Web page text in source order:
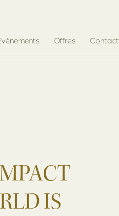
Offres Contact
IS